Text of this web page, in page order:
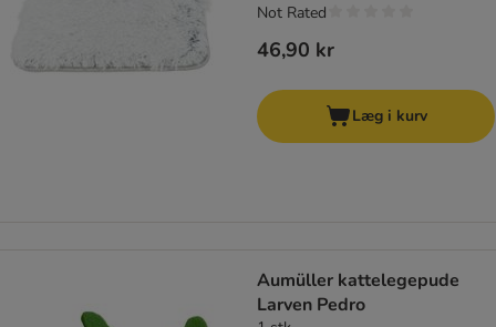
46,90 kr
Not Rated
Læg i kurv
Aumüller kattelegepude
Larven Pedro